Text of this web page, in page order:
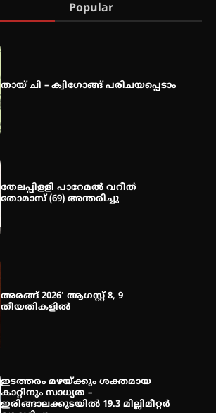
Popular
തായ് ചി – ക്വിഗോങ്ങ് പരിചയപ്പെടാം
തേലപ്പിളളി പാറേമൽ വറീത്
തോമാസ് (69) അന്തരിച്ചു
അരങ്ങ് 2026′ ആഗസ്റ്റ് 8, 9
തീയതികളിൽ
ഇടത്തരം മഴയ്ക്കും ശക്തമായ
കാറ്റിനും സാധ്യത –
ഇരിങ്ങാലക്കുടയിൽ 19.3 മില്ലിമീറ്റർ